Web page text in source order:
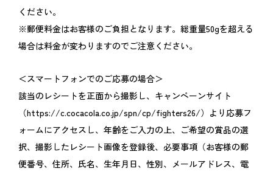
ください。
※郵便料金はお客様のご負担となります。総重量50gを超える
場合は料金が変わりますのでご注意ください。
＜スマートフォンでのご応募の場合＞
該当のレシートを正面から撮影し、キャンペーンサイト
（https://c.cocacola.co.jp/spn/cp/fighters26/）より応募フ
ォームにアクセスし、年齢をご入力の上、ご希望の賞品の選
択、撮影したレシート画像を登録後、必要事項（お客様の郵
便番号、住所、氏名、生年月日、性別、メールアドレス、電